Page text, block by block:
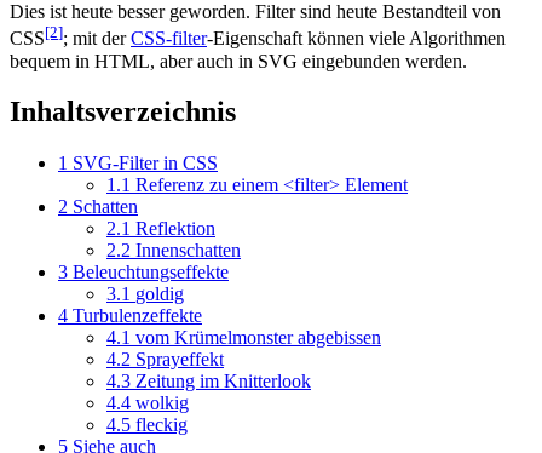
Dies ist heute besser geworden. Filter sind heute Bestandteil von
CSS[2]; mit derCSS-filter-Eigenschaft können viele Algorithmen
bequem in HTML, aber auch in SVG eingebunden werden.
Inhaltsverzeichnis
1 SVG-Filter in CSS
1.1 Referenz zu einem <filter> Element
2 Schatten
2.1 Reflektion
2.2 Innenschatten
3 Beleuchtungseffekte
3.1 goldig
4 Turbulenzeffekte
4.1 vom Krümelmonster abgebissen
4.2 Sprayeffekt
4.3 Zeitung im Knitterlook
4.4 wolkig
4.5 fleckig
5 Siehe auch